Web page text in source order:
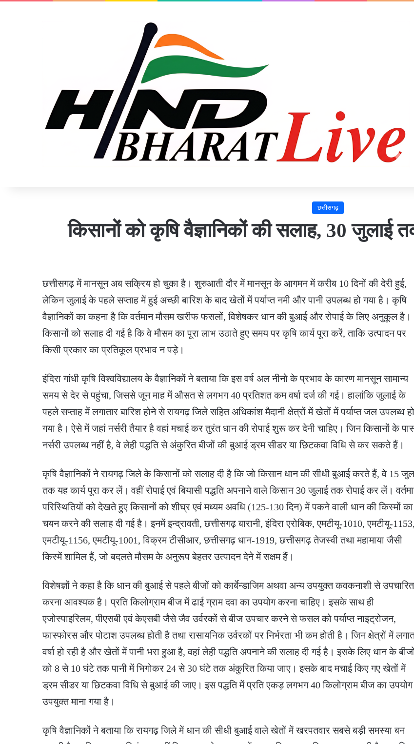
छत्तीसगढ़
किसानों को कृषि वैज्ञानिकों की सलाह, 30 जुलाई
छत्तीसगढ़ में मानसून अब सक्रिय हो चुका है। शुरुआती दौर में मानसून के आगमन में करीब 10 दिनों की देरी हुई,
लेकिन जुलाई के पहले सप्ताह में हुई अच्छी बारिश के बाद खेतों में पर्याप्त नमी और पानी उपलब्ध हो गया है। कृषि
वैज्ञानिकों का कहना है कि वर्तमान मौसम खरीफ फसलों, विशेषकर धान की बुआई और रोपाई के लिए अनुकूल है।
किसानों को सलाह दी गई है कि वे मौसम का पूरा लाभ उठाते हुए समय पर कृषि कार्य पूरा करें, ताकि उत्पादन पर
किसी प्रकार का प्रतिकूल प्रभाव न पड़े।
इंदिरा गांधी कृषि विश्वविद्यालय के वैज्ञानिकों ने बताया कि इस वर्ष अल नीनो के प्रभाव के कारण मानसून सामान्य
समय से देर से पहुंचा, जिससे जून माह में औसत से लगभग 40 प्रतिशत कम वर्षा दर्ज की गई। हालांकि जुलाई के
पहले सप्ताह में लगातार बारिश होने से रायगढ़ जिले सहित अधिकांश मैदानी क्षेत्रों में खेतों में पर्याप्त जल उपलब्ध हो
गया है। ऐसे में जहां नर्सरी तैयार है वहां मचाई कर तुरंत धान की रोपाई शुरू कर देनी चाहिए। जिन किसानों के
नर्सरी उपलब्ध नहीं है, वे लेही पद्धति से अंकुरित बीजों की बुआई ड्रम सीडर या छिटकवा विधि से कर सकते हैं।
कृषि वैज्ञानिकों ने रायगढ़ जिले के किसानों को सलाह दी है कि जो किसान धान की सीधी बुआई करते हैं, वे 15
तक यह कार्य पूरा कर लें। वहीं रोपाई एवं बियासी पद्धति अपनाने वाले किसान 30 जुलाई तक रोपाई कर लें।
परिस्थितियों को देखते हुए किसानों को शीघ्र एवं मध्यम अवधि (125-130 दिन) में पकने वाली धान की किस्मों का
चयन करने की सलाह दी गई है। इनमें इन्द्रावती, छत्तीसगढ़ बारानी, इंदिरा एरोबिक, एमटीयू-1010, एमटीयू-1153,
एमटीयू-1156, एमटीयू-1001, विक्रम टीसीआर, छत्तीसगढ़ धान-1919, छत्तीसगढ़ तेजस्वी तथा महामाया जैसी
किस्में शामिल हैं, जो बदलते मौसम के अनुरूप बेहतर उत्पादन देने में सक्षम हैं।
विशेषज्ञों ने कहा है कि धान की बुआई से पहले बीजों को कार्बेन्डाजिम अथवा अन्य उपयुक्त कवकनाशी से उपचारित
करना आवश्यक है। प्रति किलोग्राम बीज में ढाई ग्राम दवा का उपयोग करना चाहिए। इसके साथ ही
एजोस्पाइरिलम, पीएसबी एवं केएसबी जैसे जैव उर्वरकों से बीज उपचार करने से फसल को पर्याप्त नाइट्रोजन,
फास्फोरस और पोटाश उपलब्ध होती है तथा रासायनिक उर्वरकों पर निर्भरता भी कम होती है। जिन क्षेत्रों में
वर्षा हो रही है और खेतों में पानी भरा हुआ है, वहां लेही पद्धति अपनाने की सलाह दी गई है। इसके लिए धान के
को 8 से 10 घंटे तक पानी में भिगोकर 24 से 30 घंटे तक अंकुरित किया जाए। इसके बाद मचाई किए गए खेतों में
ड्रम सीडर या छिटकवा विधि से बुआई की जाए। इस पद्धति में प्रति एकड़ लगभग 40 किलोग्राम बीज का उपयोग
उपयुक्त माना गया है।
कृषि वैज्ञानिकों ने बताया कि रायगढ़ जिले में धान की सीधी बुआई वाले खेतों में खरपतवार सबसे बड़ी समस्या बन